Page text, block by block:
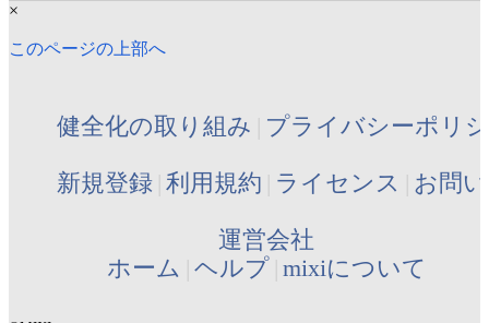
×
このページの上部へ
健全化の取り組み プライバシーポリ
新規登録 利用規約 ライセンス お問
運営会社
ホーム ヘルプ mixiについて